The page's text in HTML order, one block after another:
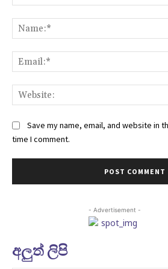
Save my name, email, and website in
time I comment.
- Advertisement -
අලුත් ලිපි